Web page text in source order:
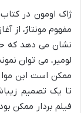
ژاک اومون در
مفهوم مونتاژ، از
نشان می دهد که
لومیر، می توان
ممکن است این
تا یک تصمیم
فیلم بردار ممکن